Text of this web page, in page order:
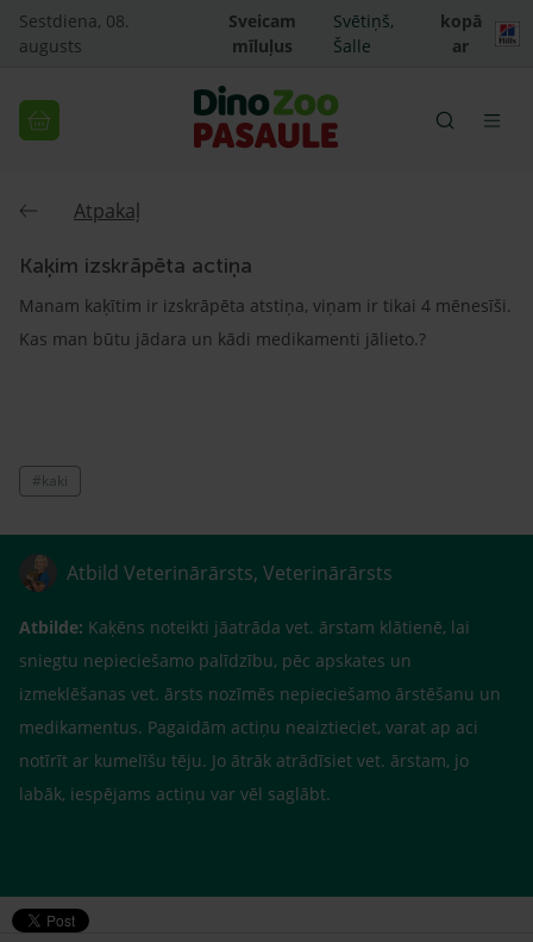
Sestdiena, 08.
augusts
Sveicam
mīluļus
Svētiņš,
Šalle
kopā
ar
Atpakaļ
Kaķim izskrāpēta actiņa
Manam kaķītim ir izskrāpēta atstiņa, viņam ir tikai 4 mēnesīši.
Kas man būtu jādara un kādi medikamenti jālieto.?
#kaki
Atbild Veterinārārsts, Veterinārārsts
Atbilde: Kaķēns noteikti jāatrāda vet. ārstam klātienē, lai
sniegtu nepieciešamo palīdzību, pēc apskates un
izmeklēšanas vet. ārsts nozīmēs nepieciešamo ārstēšanu un
medikamentus. Pagaidām actiņu neaiztieciet, varat ap aci
notīrīt ar kumelīšu tēju. Jo ātrāk atrādīsiet vet. ārstam, jo
labāk, iespējams actiņu var vēl saglābt.